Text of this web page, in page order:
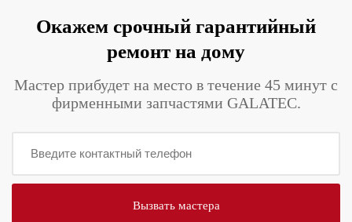
Окажем срочный гарантийный
ремонт на дому
Мастер прибудет на место в течение 45 минут с
фирменными запчастями GALATEC.